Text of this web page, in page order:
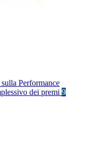
Performance
dei premi 9